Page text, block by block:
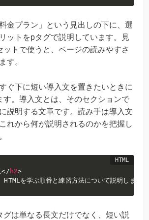
金プラン」という見出しの下に、選
ットをpタグで説明しています。見
ットで使うと、ページの読みやすさ
す。
ぐ下に短い導入文を置きたいときに
す。導入文とは、そのセクションで
説明する文章です。読み手は導入文
れから何が説明されるのかを把握し
</ h2>
HTMLを学ぶ順番と練習方法について説明します。
グは単なる長文だけでなく、短い説